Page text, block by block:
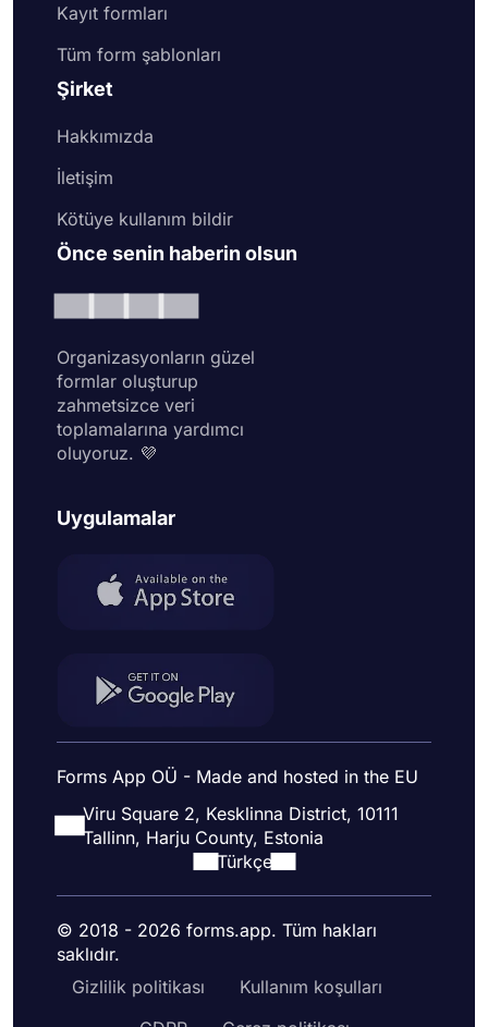
Kayıt formları
Tüm form şablonları
Şirket
Hakkımızda
İletişim
Kötüye kullanım bildir
Önce senin haberin olsun
Organizasyonların güzel
formlar oluşturup
zahmetsizce veri
toplamalarına yardımcı
oluyoruz. 💜
Uygulamalar
Forms App OÜ - Made and hosted in the EU
Viru Square 2, Kesklinna District, 10111
Tallinn, Harju County, Estonia
Türkçe
© 2018 - 2026 forms.app. Tüm hakları
saklıdır.
Gizlilik politikası
Kullanım koşulları